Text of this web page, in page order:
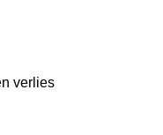
verlies